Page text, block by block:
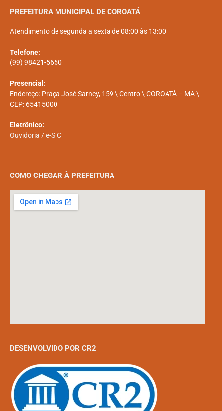
PREFEITURA MUNICIPAL DE COROATÁ
Atendimento de segunda a sexta de 08:00 às 13:00
Telefone:
(99) 98421-5650
Presencial:
Endereço: Praça José Sarney, 159 \ Centro \ COROATÁ – MA \
CEP: 65415000
Eletrônico:
Ouvidoria /e-SIC
COMO CHEGAR À PREFEITURA
DESENVOLVIDO POR CR2